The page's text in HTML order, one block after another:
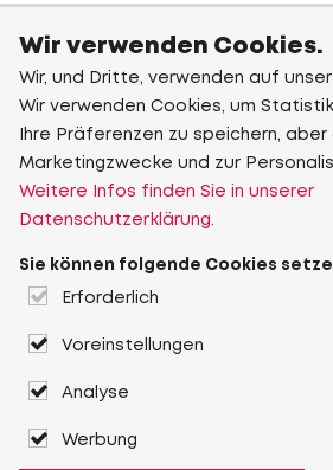
Wir verwenden Cookies.
Wir, und Dritte, verwenden auf
Wir verwenden Cookies, um
Ihre Präferenzen zu speichern,
Marketingzwecke und zur
Weitere Infos finden Sie in unserer
Datenschutzerklärung.
Sie können folgende Cookies
Erforderlich
Voreinstellungen
Analyse
Werbung